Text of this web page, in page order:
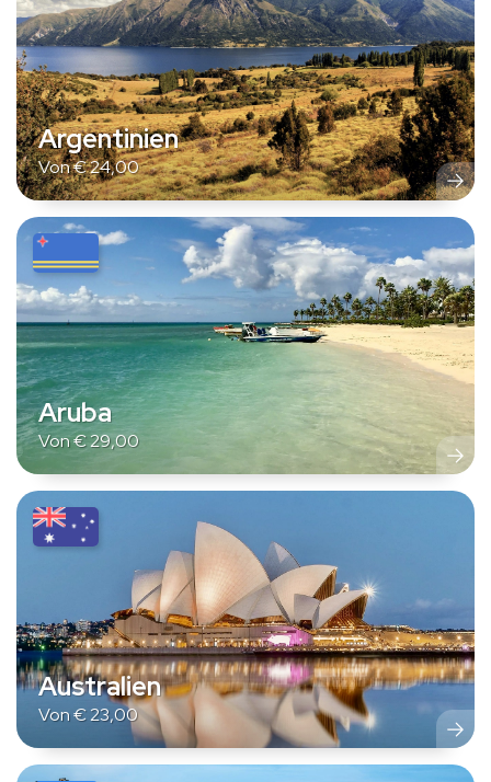
Argentinien
Von€24,00
Aruba
Von€29,00
Australien
Von€23,00